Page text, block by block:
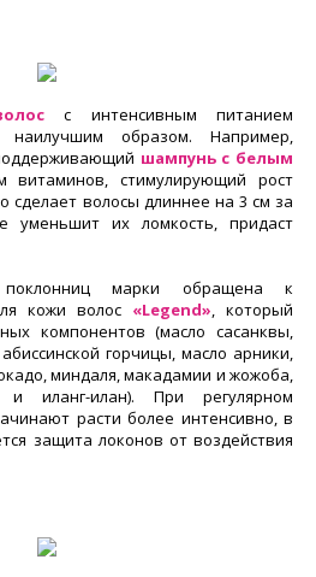
с интенсивным питанием
наилучшим образом. Например,
шампунь с белым
витаминов, стимулирующий рост
сделает волосы длиннее на 3 см за
уменьшит их ломкость, придаст
поклонниц марки обращена к
кожи волос «Legend», который
компонентов (масло сасанквы,
горчицы, масло арники,
миндаля, макадамии и жожоба,
иланг-илан). При регулярном
расти более интенсивно, в
защита локонов от воздействия